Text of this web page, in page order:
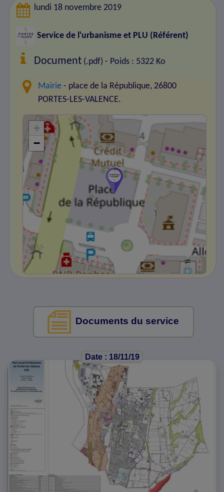
lundi 18 novembre 2019
Service de l'urbanisme et PLU (Référent)
Document (.pdf) - Poids : 5322 Ko
Mairie - place de la République, 26800
PORTES-LES-VALENCE.
+
−
Documents du service
Date : 18/11/19